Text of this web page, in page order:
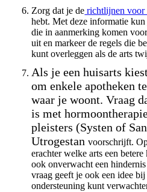
Zorg dat je de richtlijnen voor
hebt. Met deze informatie
die in aanmerking komen
uit en markeer de regels die
kunt overleggen als de arts
Als je een huisarts
om enkele apotheken
waar je woont. Vraag
is met
pleisters (Systen of
Utrogestanvoorschrijft.
erachter welke arts een
ook onverwacht een
vraag geeft je ook een idee
ondersteuning kunt